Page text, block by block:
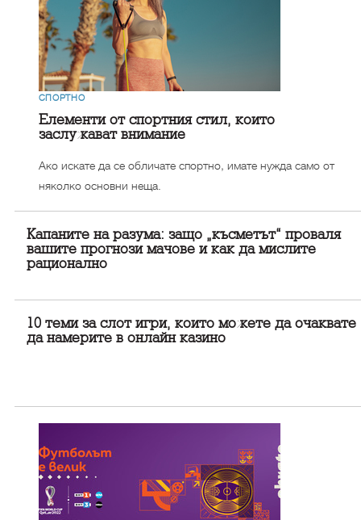
СПОРТНО
Елементи от спортния стил, които
заслужават внимание
Ако искате да се обличате спортно, имате нужда само от
няколко основни неща.
Капаните на разума: защо „късметът“ проваля
вашите прогнози мачове и как да мислите
рационално
10 теми за слот игри, които можете да очаквате
да намерите в онлайн казино